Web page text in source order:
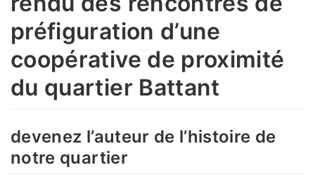
préfiguration d’une
coopérative de proximité
du quartier Battant
devenez l’auteur de l’histoire de
notre quartier